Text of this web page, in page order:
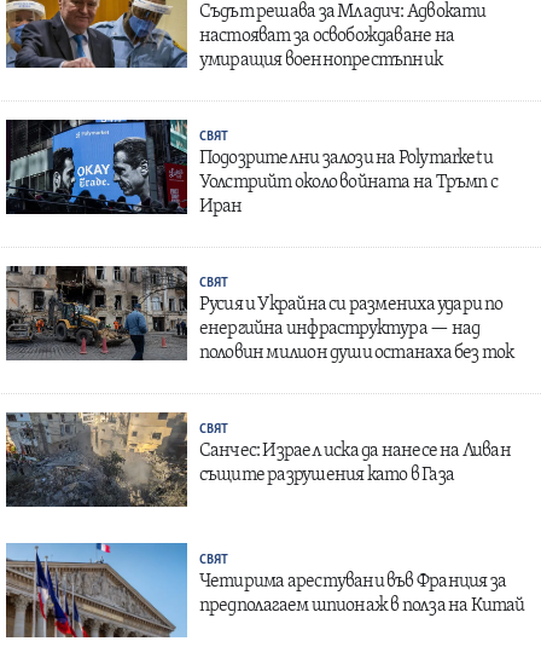
Съдът решава за Младич: Адвокати
настояват за освобождаване на
умиращия военнопрестъпник
СВЯТ
Подозрителни залози на Polymarket и
Уолстрийт около войната на Тръмп с
Иран
СВЯТ
Русия и Украйна си размениха удари по
енергийна инфраструктура — над
половин милион души останаха без ток
СВЯТ
Санчес: Израел иска да нанесе на Ливан
същите разрушения като в Газа
СВЯТ
Четирима арестувани във Франция за
предполагаем шпионаж в полза на Китай